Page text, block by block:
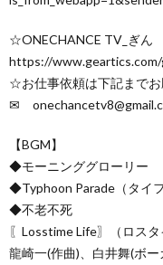
☆ONECHANCE TV_ぎ
https://
☆お仕事依頼は下記まで
✉
【BGM】
◆モーニンググローリー
◆Typhoon Parade（タイ
◆不老不死
〖Losstime Life〗（ロスタ
龍崎一(作曲)、白井舞(ボ